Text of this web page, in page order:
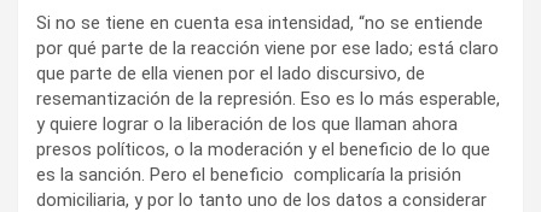
Si no se tiene en cuenta esa intensidad, “no se entiende
por qué parte de la reacción viene por ese lado; está claro
que parte de ella vienen por el lado discursivo, de
resemantización de la represión. Eso es lo más esperable,
y quiere lograr o la liberación de los que llaman ahora
presos políticos, o la moderación y el beneficio de lo que
es la sanción. Pero el beneficio complicaría la prisión
domiciliaria, y por lo tanto uno de los datos a considerar